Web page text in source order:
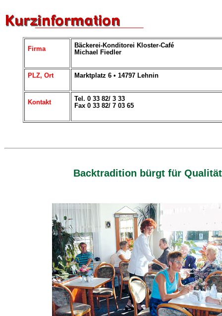
Firma
Bäckerei-Konditorei Kloster-Café
Michael Fiedler
PLZ, Ort Marktplatz 6 • 14797 Lehnin
Kontakt
Tel. 0 33 82/ 3 33
Fax 0 33 82/ 7 03 65
Backtradition bürgt für Qualität